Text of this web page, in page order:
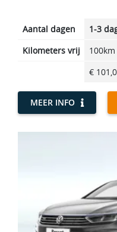
Aantal dagen 1-3
Kilometers vrij
€
MEER INFO